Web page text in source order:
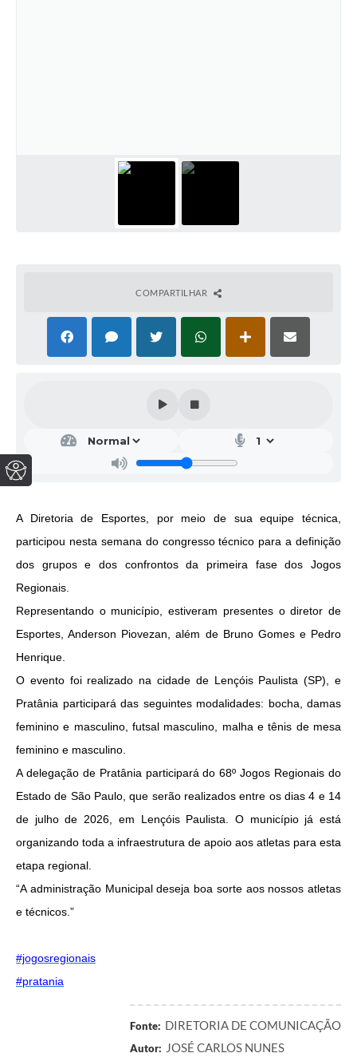
COMPARTILHAR
A Diretoria de Esportes, por meio de sua equipe técnica,
participou nesta semana do congresso técnico para a definição
dos grupos e dos confrontos da primeira fase dos Jogos
Regionais.
Representando o município, estiveram presentes o diretor de
Esportes, Anderson Piovezan, além de Bruno Gomes e Pedro
Henrique.
O evento foi realizado na cidade de Lençóis Paulista (SP), e
Pratânia participará das seguintes modalidades: bocha, damas
feminino e masculino, futsal masculino, malha e tênis de mesa
feminino e masculino.
A delegação de Pratânia participará do 68º Jogos Regionais do
Estado de São Paulo, que serão realizados entre os dias 4 e 14
de julho de 2026, em Lençóis Paulista. O município já está
organizando toda a infraestrutura de apoio aos atletas para esta
etapa regional.
“A administração Municipal deseja boa sorte aos nossos atletas
e técnicos.”
#jogosregionais
#pratania
Fonte: DIRETORIA DE COMUNICAÇÃO
Autor: JOSÉ CARLOS NUNES